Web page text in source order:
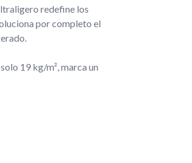
redefine los
por completo el
19 kg/m², marca un